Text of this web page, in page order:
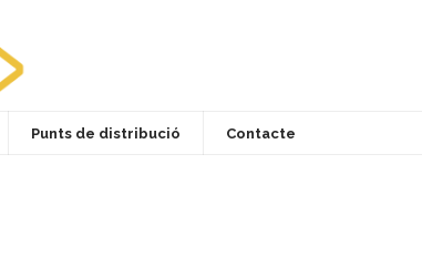
Punts de distribució Contacte